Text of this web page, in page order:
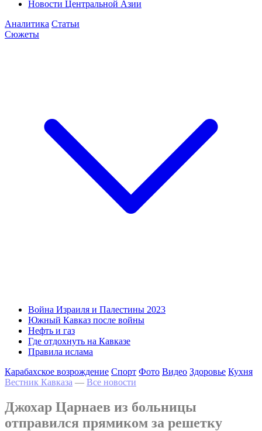
Новости Центральной Азии
Аналитика Статьи
Сюжеты
Война Израиля и Палестины 2023
Южный Кавказ после войны
Нефть и газ
Где отдохнуть на Кавказе
Правила ислама
Карабахское возрождение Спорт Фото Видео Здоровье Кухня
Вестник Кавказа — Все новости
Джохар Царнаев из больницы
отправился прямиком за решетку